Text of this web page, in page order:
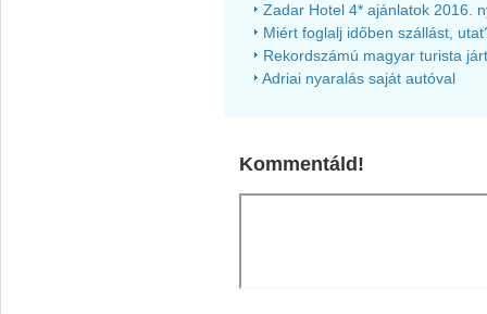
Zadar Hotel 4* ajánlatok 2016.
Miért foglalj időben szállást,
Rekordszámú magyar turista
Adriai nyaralás saját autóval
Kommentáld!